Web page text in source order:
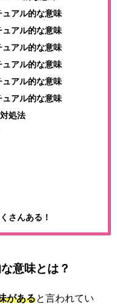
ュアル的な意味
ュアル的な意味
ュアル的な意味
ュアル的な意味
ュアル的な意味
ュアル的な意味
処法
さんある！
意味とは？
があると言われてい